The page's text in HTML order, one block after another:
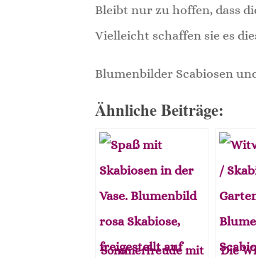
Bleibt nur zu hoffen, dass
Vielleicht schaffen sie es
Blumenbilder Scabiosen
Ähnliche Beiträge:
Sommerfreude mit
Die